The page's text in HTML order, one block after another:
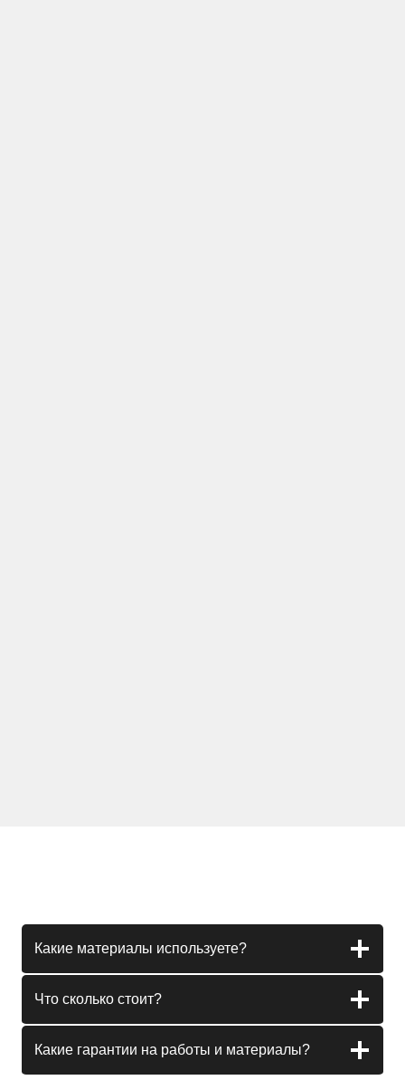
Какие материалы используете?
Что сколько стоит?
Какие гарантии на работы и материалы?